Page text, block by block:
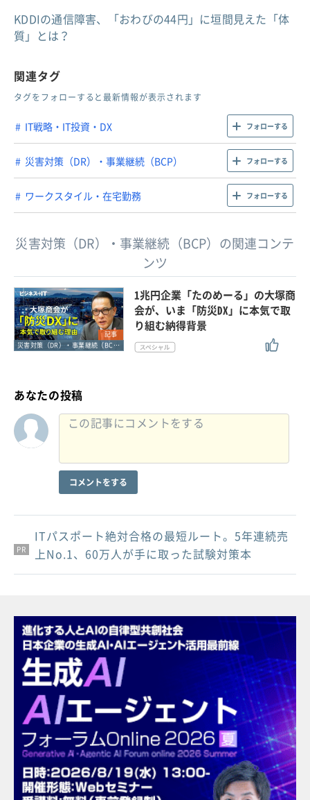
KDDIの通信障害、「おわびの44円」に垣間見えた「体
質」とは？
関連タグ
タグをフォローすると最新情報が表示されます
IT戦略・IT投資・DX フォローする
災害対策（DR）・事業継続（BCP） フォローする
ワークスタイル・在宅勤務 フォローする
災害対策（DR）・事業継続（BCP）の関連コンテ
ンツ
記事
災害対策（DR）・事業継続（BCP）
1兆円企業「たのめーる」の大塚商
会が、いま「防災DX」に本気で取
り組む納得背景
あなたの投稿
コメントをする
PR
PR
PR
ITパスポート絶対合格の最短ルート。5年連続売
上No.1、60万人が手に取った試験対策本